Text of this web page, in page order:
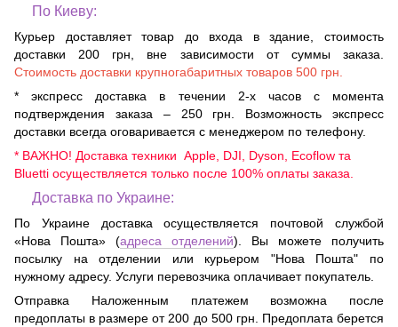
По Киеву:
Курьер доставляет товар до входа в здание, стоимость
доставки 200 грн, вне зависимости от суммы заказа.
Стоимость доставки крупногабаритных товаров 500 грн.
* экспресс доставка в течении 2-х часов с момента
подтверждения заказа – 250 грн. Возможность экспресс
доставки всегда оговаривается с менеджером по телефону.
* ВАЖНО! Доставка техники Apple, DJI, Dyson, Ecoflow та
Bluetti осуществляется только после 100% оплаты заказа.
Доставка по Украине:
По Украине доставка осуществляется почтовой службой
«Нова Пошта» (адреса отделений). Вы можете получить
посылку на отделении или курьером "Нова Пошта" по
нужному адресу. Услуги перевозчика оплачивает покупатель.
Отправка Наложенным платежем возможна после
предоплаты в размере от 200 до 500 грн. Предоплата берется